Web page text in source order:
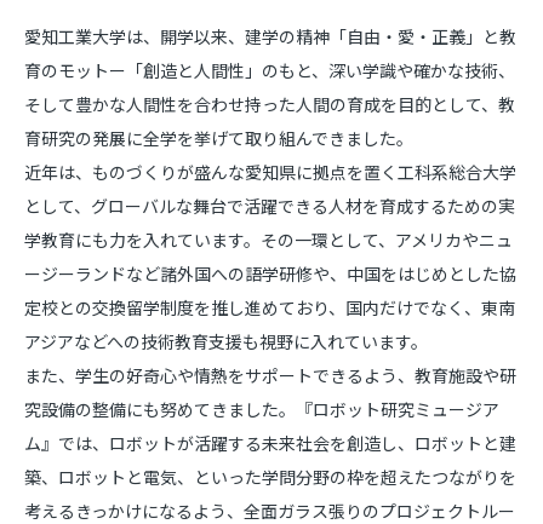
愛知工業大学は、開学以来、建学の精神「自由・愛・正義」と教
育のモットー「創造と人間性」のもと、深い学識や確かな技術、
そして豊かな人間性を合わせ持った人間の育成を目的として、教
育研究の発展に全学を挙げて取り組んできました。
近年は、ものづくりが盛んな愛知県に拠点を置く工科系総合大学
として、グローバルな舞台で活躍できる人材を育成するための実
学教育にも力を入れています。その一環として、アメリカやニュ
ージーランドなど諸外国への語学研修や、中国をはじめとした協
定校との交換留学制度を推し進めており、国内だけでなく、東南
アジアなどへの技術教育支援も視野に入れています。
また、学生の好奇心や情熱をサポートできるよう、教育施設や研
究設備の整備にも努めてきました。『ロボット研究ミュージア
ム』では、ロボットが活躍する未来社会を創造し、ロボットと建
築、ロボットと電気、といった学問分野の枠を超えたつながりを
考えるきっかけになるよう、全面ガラス張りのプロジェクトルー